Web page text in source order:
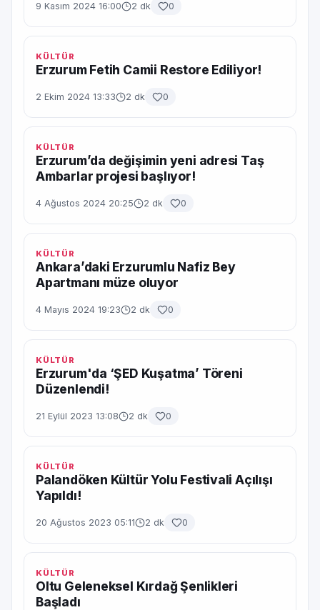
9 Kasım 2024 16:00 2 dk 0
KÜLTÜR
Erzurum Fetih Camii Restore Ediliyor!
2 Ekim 2024 13:33 2 dk 0
KÜLTÜR
Erzurum’da değişimin yeni adresi Taş
Ambarlar projesi başlıyor!
4 Ağustos 2024 20:25 2 dk 0
KÜLTÜR
Ankara’daki Erzurumlu Nafiz Bey
Apartmanı müze oluyor
4 Mayıs 2024 19:23 2 dk 0
KÜLTÜR
Erzurum'da ‘ŞED Kuşatma’ Töreni
Düzenlendi!
21 Eylül 2023 13:08 2 dk 0
KÜLTÜR
Palandöken Kültür Yolu Festivali Açılışı
Yapıldı!
20 Ağustos 2023 05:11 2 dk 0
KÜLTÜR
Oltu Geleneksel Kırdağ Şenlikleri
Başladı